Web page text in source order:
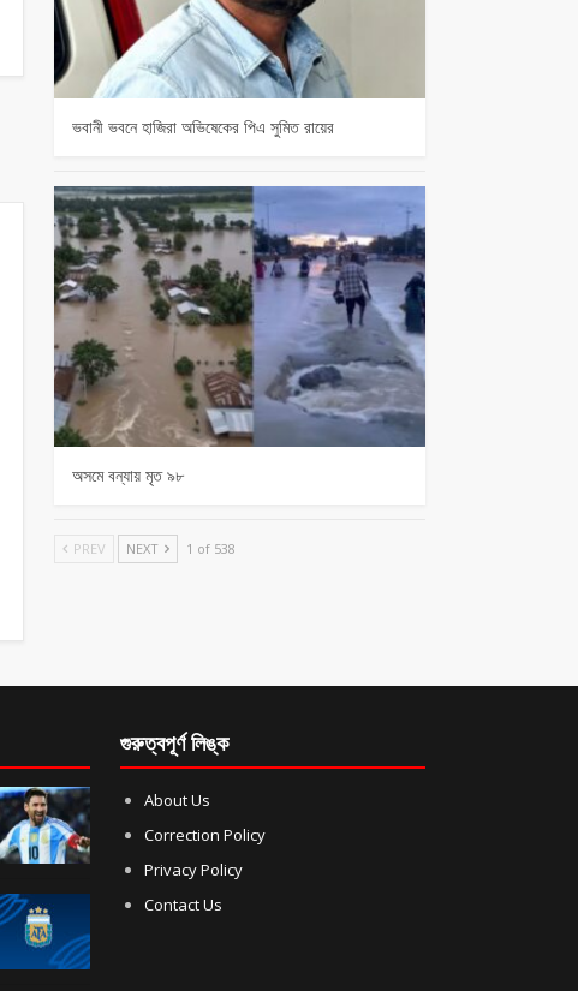
ভবানী ভবনে হাজিরা অভিষেকের পিএ সুমিত রায়ের
অসমে বন্যায় মৃত ৯৮
PREV NEXT 1 of 538
গুরুত্বপূর্ণ লিঙ্ক
About Us
Correction Policy
Privacy Policy
Contact Us